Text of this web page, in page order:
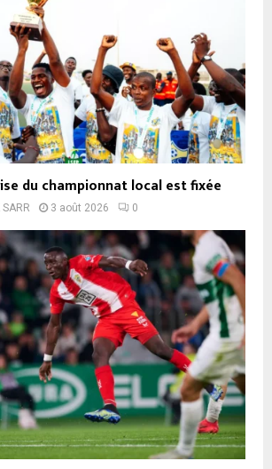
du championnat local est fixée
3 août 2026 0